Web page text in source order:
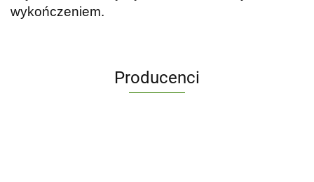
wykończeniem.
Producenci